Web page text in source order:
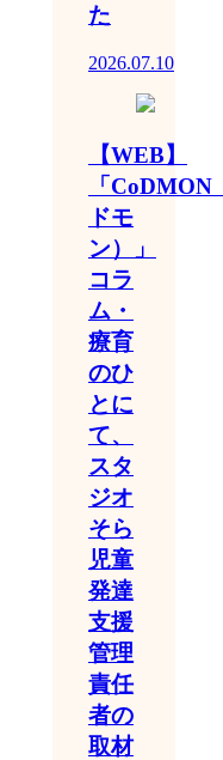
た
2026.07.10
【WEB】
「CoDMON
ドモ
ン）」
コラ
ム・
療育
のひ
とに
て、
スタ
ジオ
そら
児童
発達
支援
管理
責任
者の
取材